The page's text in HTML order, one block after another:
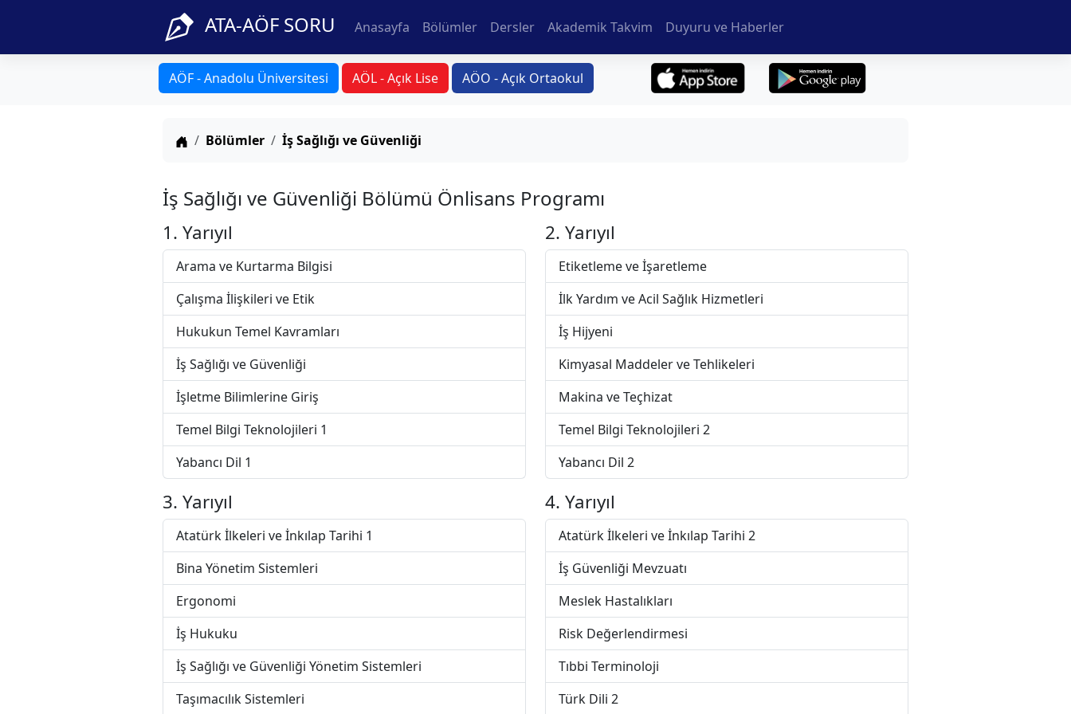
ATA-AÖF SORU Anasayfa Bölümler Dersler Akademik Takvim Duyuru ve Haberler
AÖF - Anadolu Üniversitesi AÖL - Açık Lise AÖO - Açık Ortaokul
Anasayfa
Bölümler İş Sağlığı ve Güvenliği
İş Sağlığı ve Güvenliği Bölümü Önlisans Programı
1. Yarıyıl
Arama ve Kurtarma Bilgisi
Çalışma İlişkileri ve Etik
Hukukun Temel Kavramları
İş Sağlığı ve Güvenliği
İşletme Bilimlerine Giriş
Temel Bilgi Teknolojileri 1
Yabancı Dil 1
2. Yarıyıl
Etiketleme ve İşaretleme
İlk Yardım ve Acil Sağlık Hizmetleri
İş Hijyeni
Kimyasal Maddeler ve Tehlikeleri
Makina ve Teçhizat
Temel Bilgi Teknolojileri 2
Yabancı Dil 2
3. Yarıyıl
Atatürk İlkeleri ve İnkılap Tarihi 1
Bina Yönetim Sistemleri
Ergonomi
İş Hukuku
İş Sağlığı ve Güvenliği Yönetim Sistemleri
Taşımacılık Sistemleri
4. Yarıyıl
Atatürk İlkeleri ve İnkılap Tarihi 2
İş Güvenliği Mevzuatı
Meslek Hastalıkları
Risk Değerlendirmesi
Tıbbi Terminoloji
Türk Dili 2